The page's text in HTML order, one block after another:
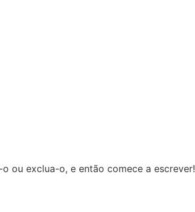
ou exclua-o, e então comece a escrever!